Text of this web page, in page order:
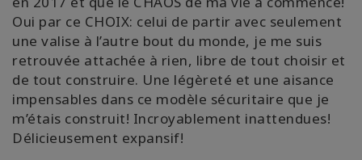
Oui par ce CHOIX: celui de partir avec seulement
une valise à l’autre bout du monde, je me suis
retrouvée attachée à rien, libre de tout choisir et
de tout construire. Une légèreté et une aisance
impensables dans ce modèle sécuritaire que je
m’étais construit! Incroyablement inattendues!
Délicieusement expansif!